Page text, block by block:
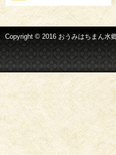
Copyright © 2016 おうみはちまん水